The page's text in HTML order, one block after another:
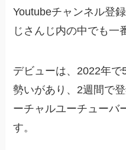
Youtubeチャンネル登
じさんじ内の中でも一
デビューは、2022年
勢いがあり、2週間で
ーチャルユーチューバ
す。